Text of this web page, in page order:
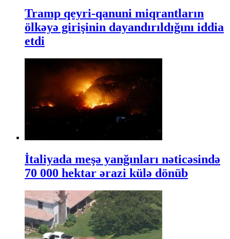
Tramp qeyri-qanuni miqrantların
ölkəyə girişinin dayandırıldığını iddia
etdi
İtaliyada meşə yanğınları nəticəsində
70 000 hektar ərazi külə dönüb